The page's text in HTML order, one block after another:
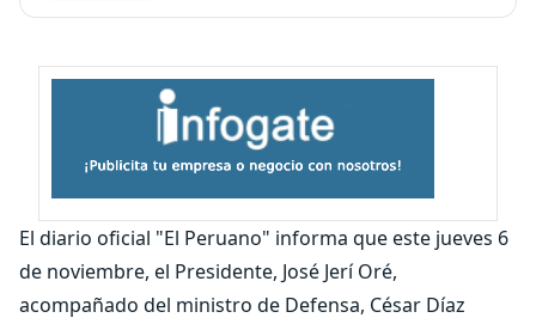
El diario oficial "El Peruano" informa que este jueves 6
de noviembre, el Presidente, José Jerí Oré,
acompañado del ministro de Defensa, César Díaz